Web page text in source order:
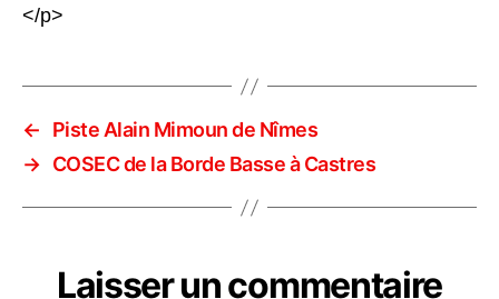
</p>
←
Piste Alain Mimoun de Nîmes
→ COSEC de la Borde Basse à Castres
Laisser un commentaire